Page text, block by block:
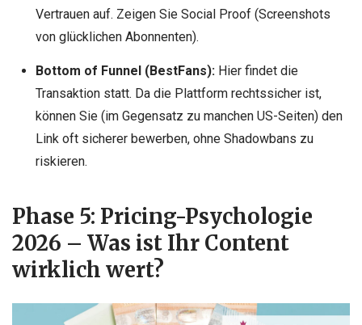
Vertrauen auf. Zeigen Sie Social Proof (Screenshots
von glücklichen Abonnenten).
Bottom of Funnel (BestFans):Hier findet die
Transaktion statt. Da die Plattform rechtssicher ist,
können Sie (im Gegensatz zu manchen US-Seiten) den
Link oft sicherer bewerben, ohne Shadowbans zu
riskieren.
Phase 5: Pricing-Psychologie
2026 – Was ist Ihr Content
wirklich wert?